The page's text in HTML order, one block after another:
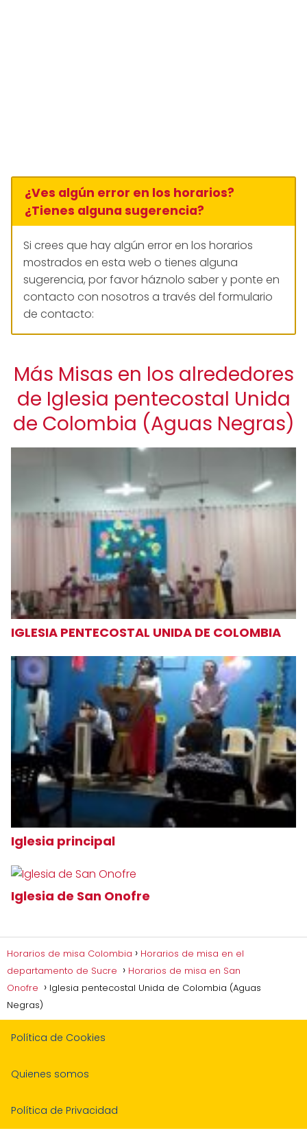
¿Ves algún error en los horarios?
¿Tienes alguna sugerencia?
Si crees que hay algún error en los horarios
mostrados en esta web o tienes alguna
sugerencia, por favor háznolo saber y ponte en
contacto con nosotros a través del formulario
de contacto:
Más Misas en los alrededores
de Iglesia pentecostal Unida
de Colombia (Aguas Negras)
IGLESIA PENTECOSTAL UNIDA DE COLOMBIA
Iglesia principal
Iglesia de San Onofre
Horarios de misa Colombia
Horarios de misa en el
departamento de Sucre
Horarios de misa en San
Onofre
Iglesia pentecostal Unida de Colombia (Aguas
Negras)
Política de Cookies
Quienes somos
Política de Privacidad